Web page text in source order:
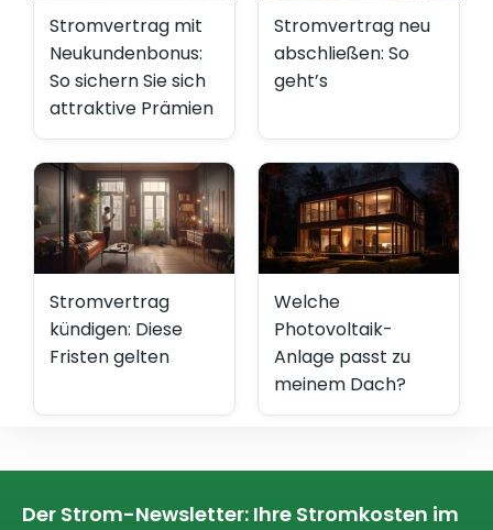
Stromvertrag mit
Neukundenbonus:
So sichern Sie sich
attraktive Prämien
Stromvertrag neu
abschließen: So
geht’s
Stromvertrag
kündigen: Diese
Fristen gelten
Welche
Photovoltaik-
Anlage passt zu
meinem Dach?
Der Strom-Newsletter: Ihre Stromkosten im